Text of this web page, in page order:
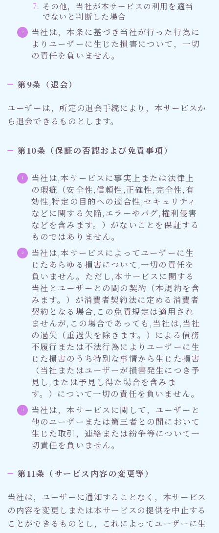
その他，当社が本サービスの利用を適当
でないと判断した場合
当社は，本条に基づき当社が行った行為に
よりユーザーに生じた損害について，一切
の責任を負いません。
第9条（退会）
ユーザーは，所定の退会手続により，本サービスか
ら退会できるものとします。
第10条（保証の否認および免責事項）
当社は,本サービスに事実上または法律上
の瑕疵（安全性,信頼性,正確性,完全性,有
効性,特定の目的への適合性,セキュリティ
などに関する欠陥,エラーやバグ,権利侵害
などを含みます。）がないことを保証する
ものではありません。
当社は,本サービスによってユーザーに生
じたあらゆる損害について,一切の責任を
負いません。ただし,本サービスに関する
当社とユーザーとの間の契約（本規約を含
みます。）が消費者契約法に定める消費者
契約となる場合,この免責規定は適用され
ませんが,この場合であっても,当社は,当社
の過失（重過失を除きます。）による債務
不履行または不法行為によりユーザーに生
じた損害のうち特別な事情から生じた損害
（当社またはユーザーが損害発生につき予
見し,または予見し得た場合を含みま
す。）について一切の責任を負いません。
当社は，本サービスに関して，ユーザーと
他のユーザーまたは第三者との間において
生じた取引，連絡または紛争等について一
切責任を負いません。
第11条（サービス内容の変更等）
当社は，ユーザーに通知することなく，本サービス
の内容を変更しまたは本サービスの提供を中止する
ことができるものとし，これによってユーザーに生